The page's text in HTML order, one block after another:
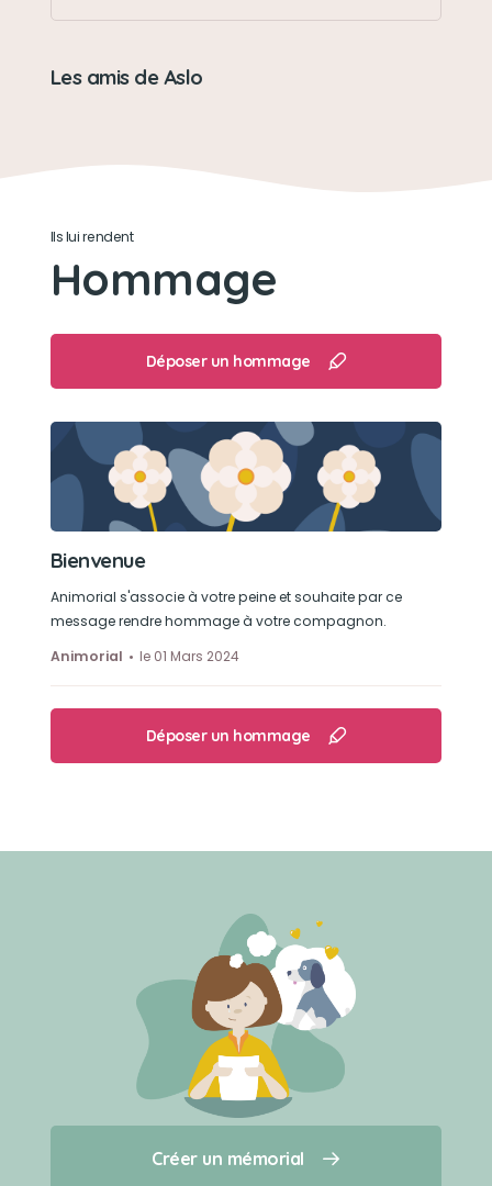
Créer un mémorial
Qui sommes-nous ?
Un fouilleurs de poubelle dans sa jeunesse!
Son caractère
Pouic pouic
Manger des friandises, jouer avec son pouic
pouic
Les amis de Aslo
Ils lui rendent
Hommage
Déposer un hommage
Bienvenue
Animorial s'associe à votre peine et souhaite par ce
message rendre hommage à votre compagnon.
Animorial
le 01 Mars 2024
Déposer un hommage
Créer un mémorial